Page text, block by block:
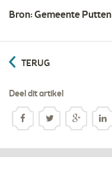
Bron: Gemeente Putten
TERUG
Deel dit artikel